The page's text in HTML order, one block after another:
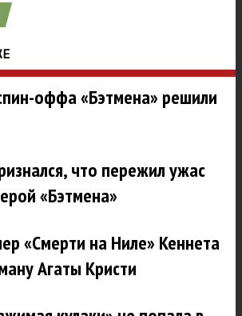
оффа «Бэтмена» решили
что пережил ужас
«Бэтмена»
«Смерти на Ниле» Кеннета
Агаты Кристи